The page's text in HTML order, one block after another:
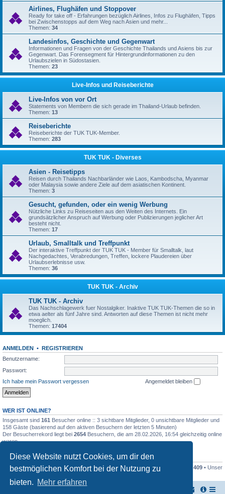
Diese Website nutzt Cookies, um dir den
bestmöglichen Komfort bei der Nutzung zu
bieten. Mehr erfahren
Airlines, Flughäfen und Stoppover
Ready for take off - Erfahrungen bezüglich Airlines, Infos zu Flughäfen, Tipps
bei Zwischenstopps auf dem Weg nach Asien und mehr...
Themen: 34
Landesinfos, Geschichte und Gegenwart
Informationen und Fragen von der Geschichte Thailands und Asiens bis zur
Gegenwart. Das Forensegment für Hintergrundinformationen zu den
Urlaubszielen in Südostasien.
Themen: 23
Live-Infos und Reiseberichte
Live-Infos von vor Ort
Statements von Membern die sich gerade im Thailand-Urlaub befinden.
Themen: 13
Reiseberichte
Reiseberichte der TUK TUK-Member.
Themen: 283
TUK TUK - Diverses
Asien - Reisetipps
Reisen durch Thailands Nachbarländer wie Laos, Kambodscha, Myanmar
oder Malaysia sowie andere Ziele auf dem asiatischen Kontinent.
Themen: 3
Gesucht, gefunden, oder ein wenig Werbung
Nützliche Links zu Reiseseiten aus den Weiten des Internets. Ein
grundsätzlicher Anspruch auf Werbung oder Publizierungen jeglicher Art
besteht nicht.
Themen: 17
Urlaub, Smalltalk und Treffpunkt
Der interaktive Treffpunkt der TUK TUK - Member für Smalltalk, laut
Nachgedachtes, Verabredungen, Treffen, lockere Plaudereien über
Urlaubserlebnisse usw.
Themen: 36
TUK TUK - Archiv
TUK TUK - Archiv
Das Nachschlagewerk fuer Nostalgiker. Inaktive TUK TUK-Themen die so in
etwa aelter als fünf Jahre sind. Antworten auf diese Themen ist nicht mehr
moeglich.
Themen: 17404
ANMELDEN • REGISTRIEREN
Benutzername:
Passwort:
Ich habe mein Passwort vergessen
Angemeldet bleiben
WER IST ONLINE?
Insgesamt sind 161 Besucher online :: 3 sichtbare Mitglieder, 0 unsichtbare Mitglieder und
158 Gäste (basierend auf den aktiven Besuchern der letzten 5 Minuten)
Der Besucherrekord liegt bei 2654 Besuchern, die am 28.02.2026, 16:54 gleichzeitig online
waren.
STATISTIK
Beiträge insgesamt161445• Themen insgesamt17948• Mitglieder insgesamt 409 • Unser
neuestes Mitglied: